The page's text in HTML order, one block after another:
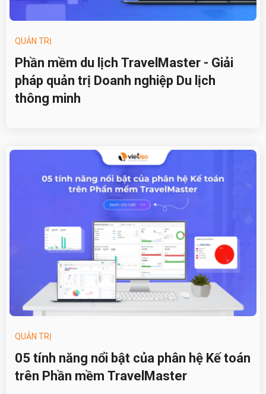
QUẢN TRỊ
Phần mềm du lịch TravelMaster - Giải
pháp quản trị Doanh nghiệp Du lịch
thông minh
QUẢN TRỊ
05 tính năng nổi bật của phân hệ Kế toán
trên Phần mềm TravelMaster